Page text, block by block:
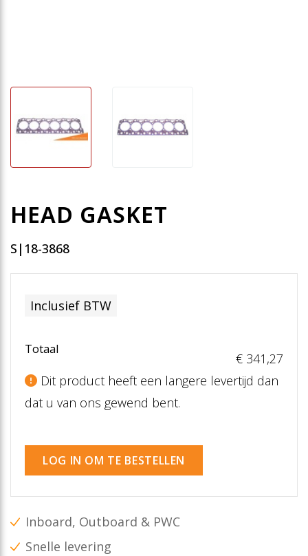
HEAD GASKET
S|18-3868
Inclusief BTW
Totaal
€ 341 ,27
Dit product heeft een langere levertijd dan
dat u van ons gewend bent.
LOG IN OM TE BESTELLEN
Inboard, Outboard & PWC
Snelle levering